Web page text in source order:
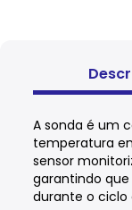
A sonda é um
temperatura
sensor
garantindo
durante o ciclo